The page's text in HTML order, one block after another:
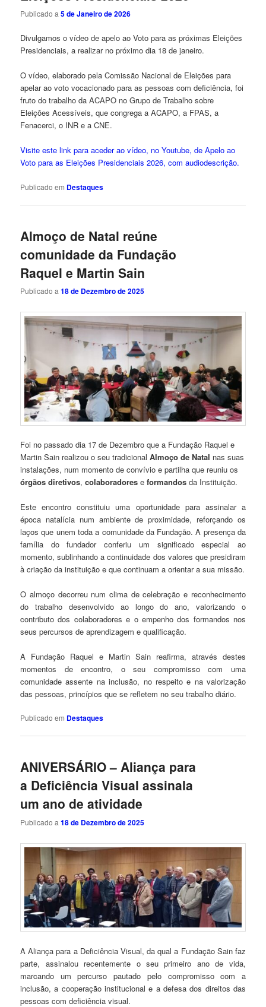
Publicado a5 de Janeiro de 2026
Divulgamos o vídeo de apelo ao Voto para as próximas Eleições
Presidenciais, a realizar no próximo dia 18 de janeiro.
O vídeo, elaborado pela Comissão Nacional de Eleições para
apelar ao voto vocacionado para as pessoas com deficiência, foi
fruto do trabalho da ACAPO no Grupo de Trabalho sobre
Eleições Acessíveis, que congrega a ACAPO, a FPAS, a
Fenacerci, o INR e a CNE.
Visite este link para aceder ao vídeo, no Youtube, de Apelo ao
Voto para as Eleições Presidenciais 2026, com audiodescrição.
Publicado em Destaques
Almoço de Natal reúne
comunidade da Fundação
Raquel e Martin Sain
Publicado a18 de Dezembro de 2025
Foi no passado dia 17 de Dezembro que a Fundação Raquel e
Martin Sain realizou o seu tradicionalAlmoço de Natal nas suas
instalações, num momento de convívio e partilha que reuniu os
órgãos diretivos,colaboradores eformandos da Instituição.
Este encontro constituiu uma oportunidade para assinalar a
época natalícia num ambiente de proximidade, reforçando os
laços que unem toda a comunidade da Fundação. A presença da
família do fundador conferiu um significado especial ao
momento, sublinhando a continuidade dos valores que presidiram
à criação da instituição e que continuam a orientar a sua missão.
O almoço decorreu num clima de celebração e reconhecimento
do trabalho desenvolvido ao longo do ano, valorizando o
contributo dos colaboradores e o empenho dos formandos nos
seus percursos de aprendizagem e qualificação.
A Fundação Raquel e Martin Sain reafirma, através destes
momentos de encontro, o seu compromisso com uma
comunidade assente na inclusão, no respeito e na valorização
das pessoas, princípios que se refletem no seu trabalho diário.
Publicado em Destaques
ANIVERSÁRIO – Aliança para
a Deficiência Visual assinala
um ano de atividade
Publicado a18 de Dezembro de 2025
A Aliança para a Deficiência Visual, da qual a Fundação Sain faz
parte, assinalou recentemente o seu primeiro ano de vida,
marcando um percurso pautado pelo compromisso com a
inclusão, a cooperação institucional e a defesa dos direitos das
pessoas com deficiência visual.